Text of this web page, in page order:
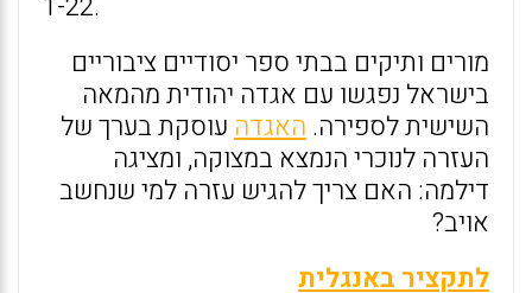
מורים ותיקים בבתי ספר יסודיים ציבוריים
בישראל נפגשו עם אגדה יהודית מהמאה
השישית לספירה. האגדה עוסקת בערך של
העזרה לנוכרי הנמצא במצוקה, ומציגה
דילמה: האם צריך להגיש עזרה למי שנחשב
אויב?
לתקציר באנגלית